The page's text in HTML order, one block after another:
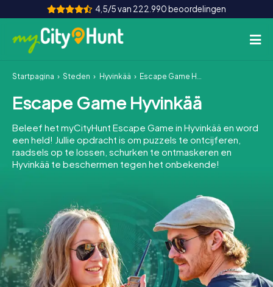
4,5/5 van 222.990 beoordelingen
Hoe het werkt
Steden
Tours
Teamevenement
INT AT CH
DE
ES
FR UK
IE
IT
NL
Startpagina Steden Hyvinkää Escape Game Hyvinkää
Escape Game Hyvinkää
Beleef het myCityHunt Escape Game in Hyvinkää en word
een held! Jullie opdracht is om puzzels te ontcijferen,
raadsels op te lossen, schurken te ontmaskeren en
Hyvinkää te beschermen tegen het onbekende!